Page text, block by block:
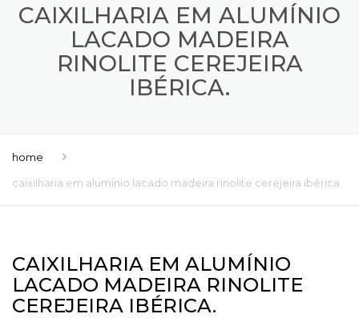
CAIXILHARIA EM ALUMÍNIO
LACADO MADEIRA
RINOLITE CEREJEIRA
IBÉRICA.
home
caixilharia em alumínio lacado madeira rinolite cerejeira ibérica.
CAIXILHARIA EM ALUMÍNIO
LACADO MADEIRA RINOLITE
CEREJEIRA IBÉRICA.